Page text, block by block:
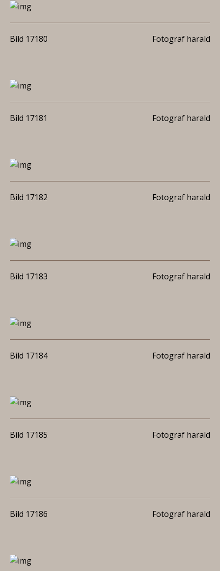
Bild 17180 Fotograf harald
Bild 17181 Fotograf harald
Bild 17182 Fotograf harald
Bild 17183 Fotograf harald
Bild 17184 Fotograf harald
Bild 17185 Fotograf harald
Bild 17186 Fotograf harald